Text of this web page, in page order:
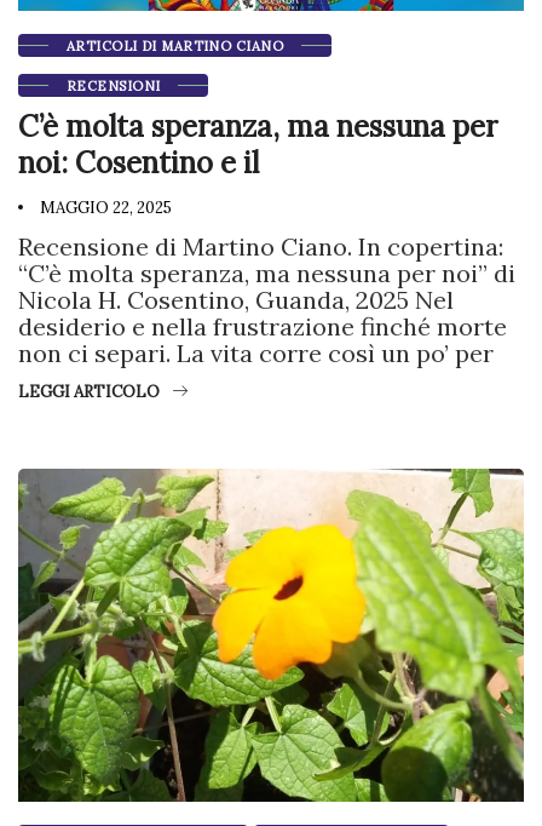
ARTICOLI DI MARTINO CIANO
RECENSIONI
C’è molta speranza, ma nessuna per
noi: Cosentino e il
MAGGIO 22, 2025
Recensione di Martino Ciano. In copertina:
“C’è molta speranza, ma nessuna per noi” di
Nicola H. Cosentino, Guanda, 2025 Nel
desiderio e nella frustrazione finché morte
non ci separi. La vita corre così un po’ per
LEGGI ARTICOLO